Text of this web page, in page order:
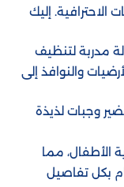
الاحترافية. إليك
مدربة لتنظيف
والنوافذ إلى
وجبات لذيذة
الأطفال، مما
بكل تفاصيل